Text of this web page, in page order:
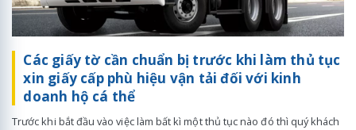
Các giấy tờ cần chuẩn bị trước khi làm thủ tục
xin giấy cấp phù hiệu vận tải đối với kinh
doanh hộ cá thể
Trước khi bắt đầu vào việc làm bất kì một thủ tục nào đó thì quý khách